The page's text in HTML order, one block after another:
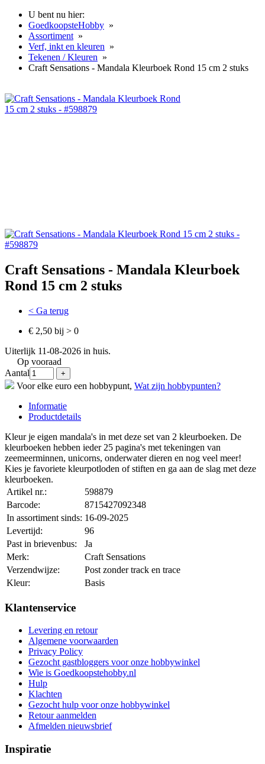
U bent nu hier:
GoedkoopsteHobby »
Assortiment »
Verf, inkt en kleuren »
Tekenen / Kleuren »
Craft Sensations - Mandala Kleurboek Rond 15 cm 2 stuks
Craft Sensations - Mandala Kleurboek
Rond 15 cm 2 stuks
< Ga terug
€ 2,50 bij > 0
Uiterlijk 11-08-2026 in huis.
Op vooraad
Aantal
Voor elke euro een hobbypunt, Wat zijn hobbypunten?
Informatie
Productdetails
Kleur je eigen mandala's in met deze set van 2 kleurboeken. De
kleurboeken hebben ieder 25 pagina's met tekeningen van
zeemeerminnen, unicorns, onderwater dieren en nog veel meer!
Kies je favoriete kleurpotloden of stiften en ga aan de slag met deze
kleurboeken.
Artikel nr.:
598879
Barcode:
8715427092348
In assortiment sinds: 16-09-2025
Levertijd:
96
Past in brievenbus:
Ja
Merk:
Craft Sensations
Verzendwijze:
Post zonder track en trace
Kleur:
Basis
Klantenservice
Levering en retour
Algemene voorwaarden
Privacy Policy
Gezocht gastbloggers voor onze hobbywinkel
Wie is Goedkoopstehobby.nl
Hulp
Klachten
Gezocht hulp voor onze hobbywinkel
Retour aanmelden
Afmelden nieuwsbrief
Inspiratie